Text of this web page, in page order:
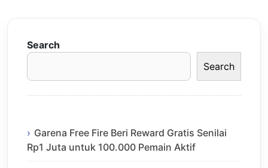
Search
Search
Garena Free Fire Beri Reward Gratis Senilai
Rp1 Juta untuk 100.000 Pemain Aktif